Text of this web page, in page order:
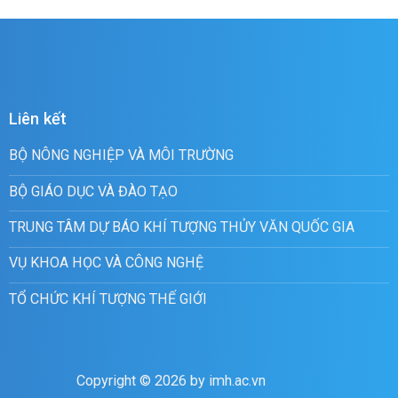
Liên kết
BỘ NÔNG NGHIỆP VÀ MÔI TRƯỜNG
BỘ GIÁO DỤC VÀ ĐÀO TẠO
TRUNG TÂM DỰ BÁO KHÍ TƯỢNG THỦY VĂN QUỐC GIA
VỤ KHOA HỌC VÀ CÔNG NGHỆ
TỔ CHỨC KHÍ TƯỢNG THẾ GIỚI
Copyright © 2026 by imh.ac.vn